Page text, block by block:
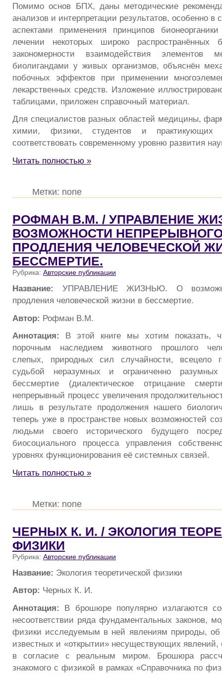
Помимо основ БПХ, даны методические
анализов и интерпретации результатов, особенно в
аспектами применения принципов
лечении некоторых широко распространённых
закономерности взаимодействия
биолигандами у живых организмов, объяснён
побочных эффектов при применении
лекарственных средств. Изложение
таблицами, приложен справочный материал.
Для специалистов разных областей медицины,
химии, физики, студентов и практикующих
соответствовать современному уровню развития
Читать полностью »
Метки: none
РОФМАН В.М. / УПРАВЛЕНИЕ
ВОЗМОЖНОСТИ
ПРОДЛЕНИЯ ЧЕЛОВЕЧЕСКОЙ
БЕССМЕРТИЕ.
Рубрика: Авторские публикации
Название: УПРАВЛЕНИЕ ЖИЗНЬЮ. О
продления человеческой жизни в бессмертие.
Автор: Рофман В.М.
Аннотация: В этой книге мы хотим показать,
порочным наследием животного прошлого
слепых, природных сил случайности, всецело
судьбой неразумных и ограниченно
бессмертие (диалектическое отрицание
непрерывный процесс увеличения
лишь в результате продолжения нашего
теперь уже в пространстве новых возможностей
людьми своего исторического будущего
биосоциального процесса управления
уровнях функционирования её системных связей.
Читать полностью »
Метки: none
ЧЕРНЫХ К. И. / ЭКОЛОГИЯ
ФИЗИКИ
Рубрика: Авторские публикации
Название: Экология теоретической физики
Автор: Черных К. И.
Аннотация: В брошюре популярно излагаются
несоответствии ряда фундаментальных законов,
физики исследуемым в ней явлениям природы, об
известных и «открытии» несуществующих явлений,
в согласие с реальным миром. Брошюра
знакомого с физикой в рамках «Справочника по